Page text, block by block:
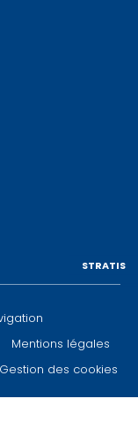
Mentions légales
Gestion des cookies
STRATIS